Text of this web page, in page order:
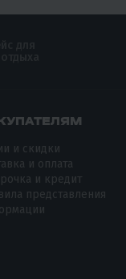
и скидки
и оплата
и кредит
представления